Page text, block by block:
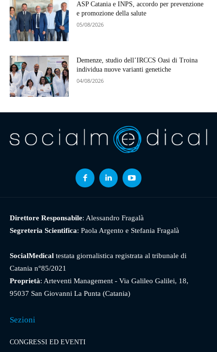
ASP Catania e INPS, accordo per prevenzione
e promozione della salute
05/08/2026
Demenze, studio dell’IRCCS Oasi di Troina
individua nuove varianti genetiche
04/08/2026
Direttore Responsabile: Alessandro Fragalà
Segreteria Scientifica: Paola Argento e Stefania Fragalà
SocialMedical testata giornalistica registrata al tribunale di
Catania n°85/2021
Proprietà: Arteventi Management - Via Galileo Galilei, 18,
95037 San Giovanni La Punta (Catania)
Sezioni
CONGRESSI ED EVENTI